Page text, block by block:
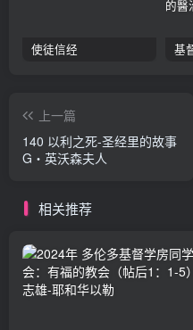
使徒信经
上一篇
140 以利之死-圣经里的故事
G‧英沃森夫人
相关推荐